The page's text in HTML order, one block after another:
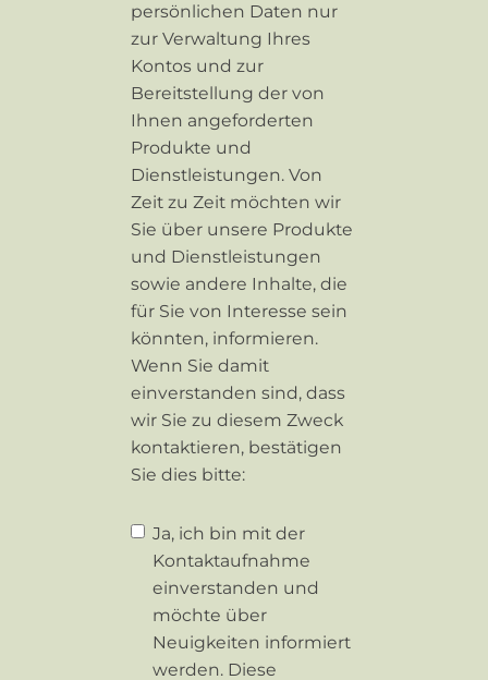
persönlichen Daten nur
zur Verwaltung Ihres
Kontos und zur
Bereitstellung der von
Ihnen angeforderten
Produkte und
Dienstleistungen. Von
Zeit zu Zeit möchten wir
Sie über unsere Produkte
und Dienstleistungen
sowie andere Inhalte, die
für Sie von Interesse sein
könnten, informieren.
Wenn Sie damit
einverstanden sind, dass
wir Sie zu diesem Zweck
kontaktieren, bestätigen
Sie dies bitte:
Ja, ich bin mit der
Kontaktaufnahme
einverstanden und
möchte über
Neuigkeiten informiert
werden. Diese